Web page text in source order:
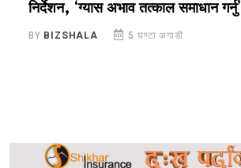
निर्देशन, ‘ग्यास अभाव तत्काल समाधान गर्नु’
BY BIZSHALA 5 घण्टा अगाडी